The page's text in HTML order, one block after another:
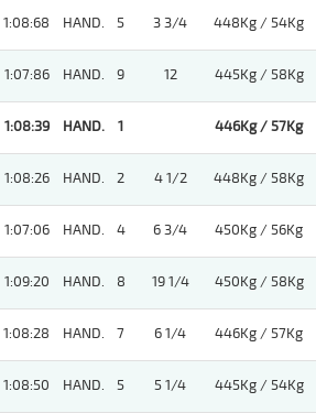
1:08:68 HAND. 5 3 3/4 448Kg / 54Kg
1:07:86 HAND. 9 12 445Kg / 58Kg
1:08:39 HAND. 1 446Kg / 57Kg
1:08:26 HAND. 2 4 1/2 448Kg / 58Kg
1:07:06 HAND. 4 6 3/4 450Kg / 56Kg
1:09:20 HAND. 8 19 1/4 450Kg / 58Kg
1:08:28 HAND. 7 6 1/4 446Kg / 57Kg
1:08:50 HAND. 5 5 1/4 445Kg / 54Kg